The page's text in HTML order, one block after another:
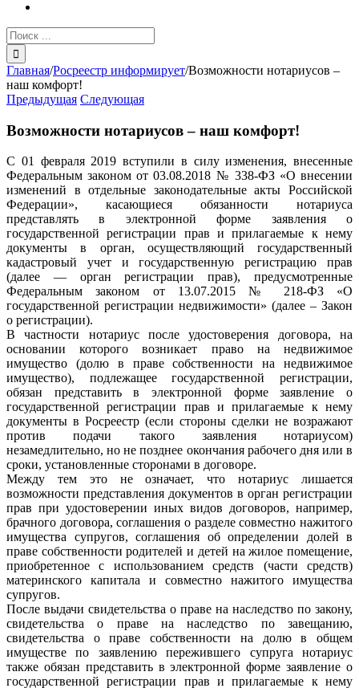
Результат
поиска:
Главная/Росреестр информирует/Возможности нотариусов –
наш комфорт!
Предыдущая Следующая
Возможности нотариусов – наш комфорт!
С 01 февраля 2019 вступили в силу изменения, внесенные
Федеральным законом от 03.08.2018 № 338-ФЗ «О внесении
изменений в отдельные законодательные акты Российской
Федерации», касающиеся обязанности нотариуса
представлять в электронной форме заявления о
государственной регистрации прав и прилагаемые к нему
документы в орган, осуществляющий государственный
кадастровый учет и государственную регистрацию прав
(далее — орган регистрации прав), предусмотренные
Федеральным законом от 13.07.2015 № 218-ФЗ «О
государственной регистрации недвижимости» (далее – Закон
о регистрации).
В частности нотариус после удостоверения договора, на
основании которого возникает право на недвижимое
имущество (долю в праве собственности на недвижимое
имущество), подлежащее государственной регистрации,
обязан представить в электронной форме заявление о
государственной регистрации прав и прилагаемые к нему
документы в Росреестр (если стороны сделки не возражают
против подачи такого заявления нотариусом)
незамедлительно, но не позднее окончания рабочего дня или в
сроки, установленные сторонами в договоре.
Между тем это не означает, что нотариус лишается
возможности представления документов в орган регистрации
прав при удостоверении иных видов договоров, например,
брачного договора, соглашения о разделе совместно нажитого
имущества супругов, соглашения об определении долей в
праве собственности родителей и детей на жилое помещение,
приобретенное с использованием средств (части средств)
материнского капитала и совместно нажитого имущества
супругов.
После выдачи свидетельства о праве на наследство по закону,
свидетельства о праве на наследство по завещанию,
свидетельства о праве собственности на долю в общем
имуществе по заявлению пережившего супруга нотариус
также обязан представить в электронной форме заявление о
государственной регистрации прав и прилагаемые к нему